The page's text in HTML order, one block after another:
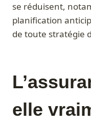
se réduisent,
planification
de toute stratégie
elle